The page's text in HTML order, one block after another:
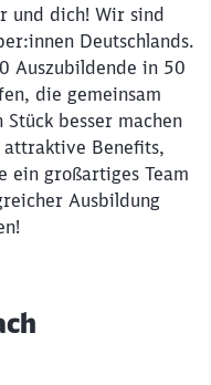
und dich! Wir sind
Deutschlands.
Auszubildende in 50
die gemeinsam
besser machen
Benefits,
ein großartiges Team
Ausbildung